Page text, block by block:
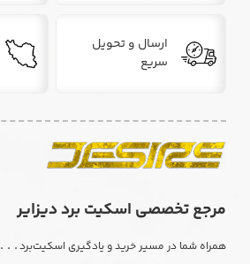
ارسال و تحویل
سریع
مرجع تخصصی اسکیت برد دیزایر
همراه شما در مسیر خرید و یادگیری اسکیت‌برد. . .